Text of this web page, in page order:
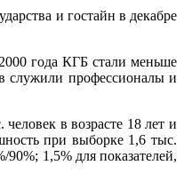
и гостайн в декабре
года КГБ стали меньше
служили профессионалы и
в возрасте 18 лет и
при выборке 1,6 тыс.
1,5% для показателей,